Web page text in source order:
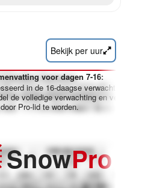
Bekijk per uur
voor dagen 7-16:
in de 16-daagse verwachting?
de volledige verwachting en veel meer
Pro-lid te worden.
SnowPro